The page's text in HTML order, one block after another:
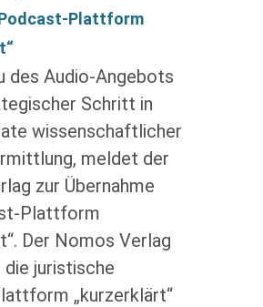
Plattform
des Audio-Angebots
Schritt in
wissenschaftlicher
meldet der
zur Übernahme
Plattform
Der Nomos Verlag
juristische
„kurzerklärt“